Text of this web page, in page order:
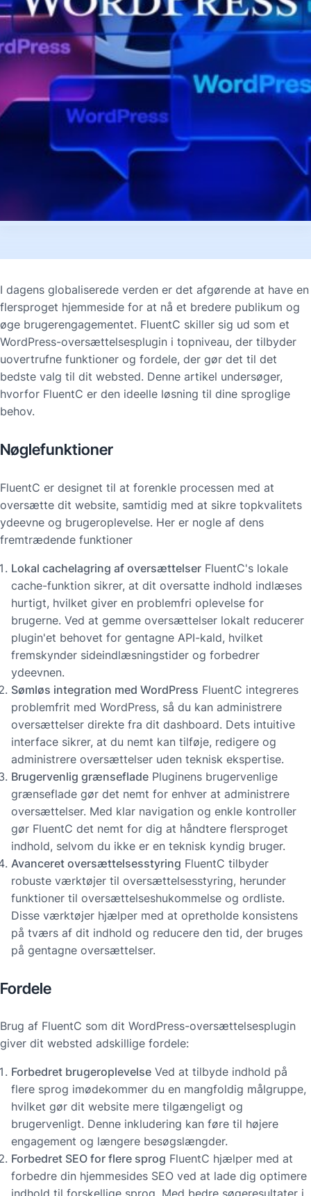
I dagens globaliserede verden er det afgørende at have en
flersproget hjemmeside for at nå et bredere publikum og
øge brugerengagementet. FluentC skiller sig ud som et
WordPress-oversættelsesplugin i topniveau, der tilbyder
uovertrufne funktioner og fordele, der gør det til det
bedste valg til dit websted. Denne artikel undersøger,
hvorfor FluentC er den ideelle løsning til dine sproglige
behov.
Nøglefunktioner
FluentC er designet til at forenkle processen med at
oversætte dit website, samtidig med at sikre topkvalitets
ydeevne og brugeroplevelse. Her er nogle af dens
fremtrædende funktioner
Lokal cachelagring af oversættelser FluentC's lokale
cache-funktion sikrer, at dit oversatte indhold indlæses
hurtigt, hvilket giver en problemfri oplevelse for
brugerne. Ved at gemme oversættelser lokalt reducerer
plugin'et behovet for gentagne API-kald, hvilket
fremskynder sideindlæsningstider og forbedrer
ydeevnen.
Sømløs integration med WordPress FluentC integreres
problemfrit med WordPress, så du kan administrere
oversættelser direkte fra dit dashboard. Dets intuitive
interface sikrer, at du nemt kan tilføje, redigere og
administrere oversættelser uden teknisk ekspertise.
Brugervenlig grænseflade Pluginens brugervenlige
grænseflade gør det nemt for enhver at administrere
oversættelser. Med klar navigation og enkle kontroller
gør FluentC det nemt for dig at håndtere flersproget
indhold, selvom du ikke er en teknisk kyndig bruger.
Avanceret oversættelsesstyring FluentC tilbyder
robuste værktøjer til oversættelsesstyring, herunder
funktioner til oversættelseshukommelse og ordliste.
Disse værktøjer hjælper med at opretholde konsistens
på tværs af dit indhold og reducere den tid, der bruges
på gentagne oversættelser.
Fordele
Brug af FluentC som dit WordPress-oversættelsesplugin
giver dit websted adskillige fordele:
Forbedret brugeroplevelse Ved at tilbyde indhold på
flere sprog imødekommer du en mangfoldig målgruppe,
hvilket gør dit website mere tilgængeligt og
brugervenligt. Denne inkludering kan føre til højere
engagement og længere besøgslængder.
Forbedret SEO for flere sprog FluentC hjælper med at
forbedre din hjemmesides SEO ved at lade dig optimere